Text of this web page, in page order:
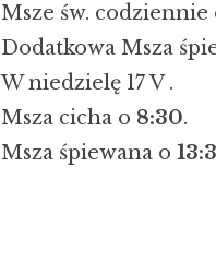
Msze św.
Dodatkowa Msza
W niedzielę 17 V .
Msza cicha o 8:30.
Msza śpiewana o